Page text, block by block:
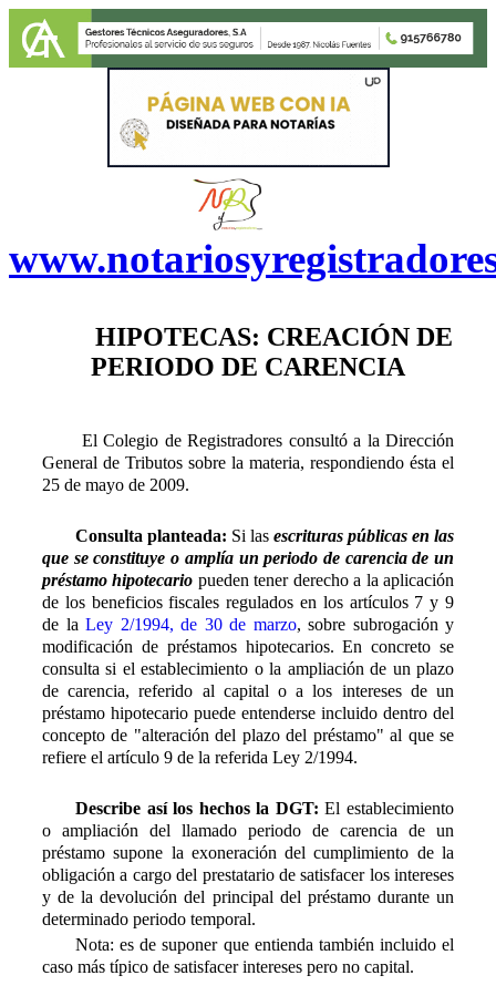
HIPOTECAS: CREACIÓN DE
PERIODO DE CARENCIA
El Colegio de Registradores consultó a la Dirección
General de Tributos sobre la materia, respondiendo ésta el
25 de mayo de 2009.
Consulta planteada: Si las escrituras públicas en las
que se constituye o amplía un periodo de carencia de un
préstamo hipotecario pueden tener derecho a la aplicación
de los beneficios fiscales regulados en los artículos 7 y 9
de la Ley 2/1994, de 30 de marzo, sobre subrogación y
modificación de préstamos hipotecarios. En concreto se
consulta si el establecimiento o la ampliación de un plazo
de carencia, referido al capital o a los intereses de un
préstamo hipotecario puede entenderse incluido dentro del
concepto de "alteración del plazo del préstamo" al que se
refiere el artículo 9 de la referida Ley 2/1994.
Describe así los hechos la DGT: El establecimiento
o ampliación del llamado periodo de carencia de un
préstamo supone la exoneración del cumplimiento de la
obligación a cargo del prestatario de satisfacer los intereses
y de la devolución del principal del préstamo durante un
determinado periodo temporal.
Nota: es de suponer que entienda también incluido el
caso más típico de satisfacer intereses pero no capital.